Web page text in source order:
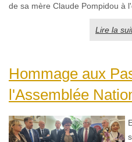
de sa mère Claude Pompidou à
Lire la
Hommage aux
l'Assemblée